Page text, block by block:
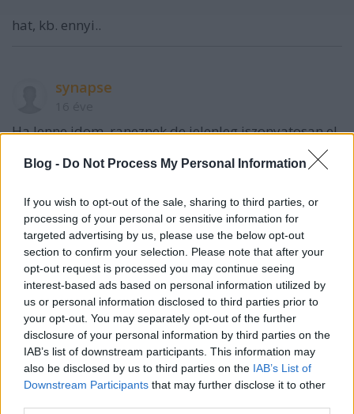
Blog - Do Not Process My Personal Information
If you wish to opt-out of the sale, sharing to third parties, or
processing of your personal or sensitive information for
targeted advertising by us, please use the below opt-out
section to confirm your selection. Please note that after your
opt-out request is processed you may continue seeing
interest-based ads based on personal information utilized by
us or personal information disclosed to third parties prior to
your opt-out. You may separately opt-out of the further
disclosure of your personal information by third parties on the
IAB’s list of downstream participants. This information may
also be disclosed by us to third parties on the IAB’s List of
Downstream Participants that may further disclose it to other
hat, kb. ennyi..
synapse
Ha lenne idom, raneznek de jelenleg iszonyatosan el
sghctoma
16 éve
ma volt idom melyebbre asni, ugyhogy telepitettem
virtualis gepre egy NetBSD-t, elinditottam a SID
Station-t, es nekialltam bitvadaszni :)
mint mar az elozo kommentemben is irtam, a printf
fuggveny a ludas, az szall el.. tulajdonkeppen
ugyanaz van vele, mint a printf programmal: nem